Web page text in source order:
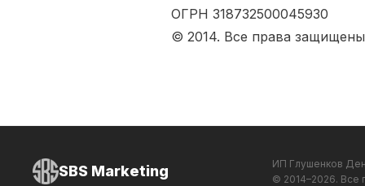
ОГРН 318732500045930
© 2014. Все права защищены
SBS Marketing
ИП Глушенков
© 2014–2026. Все